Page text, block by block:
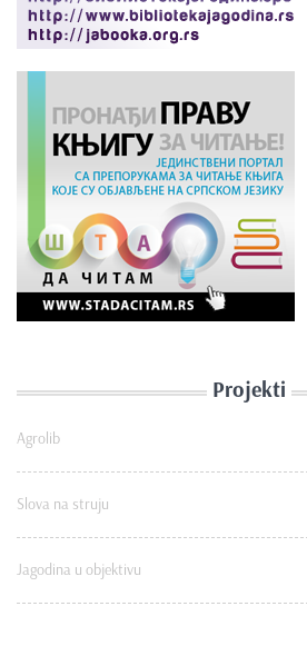
Projekti
Agrolib
Slova na struju
Jagodina u objektivu